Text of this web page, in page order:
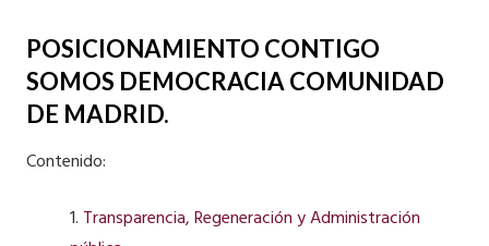
POSICIONAMIENTO CONTIGO
SOMOS DEMOCRACIA COMUNIDAD
DE MADRID.
Contenido:
1. Transparencia, Regeneración y Administración